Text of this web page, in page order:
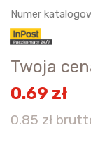
Numer
Twoja
0.69 zł
0.85 zł